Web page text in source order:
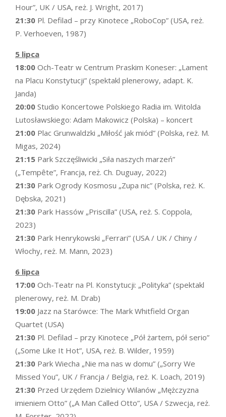
Hour”, UK / USA, reż. J. Wright, 2017)
21:30 Pl. Defilad – przy Kinotece „RoboCop” (USA, reż.
P. Verhoeven, 1987)
5 lipca
18:00 Och-Teatr w Centrum Praskim Koneser: „Lament
na Placu Konstytucji” (spektakl plenerowy, adapt. K.
Janda)
20:00 Studio Koncertowe Polskiego Radia im. Witolda
Lutosławskiego: Adam Makowicz (Polska) – koncert
21:00 Plac Grunwaldzki „Miłość jak miód” (Polska, reż. M.
Migas, 2024)
21:15 Park Szczęśliwicki „Siła naszych marzeń”
(„Tempête”, Francja, reż. Ch. Duguay, 2022)
21:30 Park Ogrody Kosmosu „Zupa nic” (Polska, reż. K.
Dębska, 2021)
21:30 Park Hassów „Priscilla” (USA, reż. S. Coppola,
2023)
21:30 Park Henrykowski „Ferrari” (USA / UK / Chiny /
Włochy, reż. M. Mann, 2023)
6 lipca
17:00 Och-Teatr na Pl. Konstytucji: „Polityka” (spektakl
plenerowy, reż. M. Drab)
19:00 Jazz na Starówce: The Mark Whitfield Organ
Quartet (USA)
21:30 Pl. Defilad – przy Kinotece „Pół żartem, pół serio”
(„Some Like It Hot”, USA, reż. B. Wilder, 1959)
21:30 Park Wiecha „Nie ma nas w domu” („Sorry We
Missed You”, UK / Francja / Belgia, reż. K. Loach, 2019)
21:30 Przed Urzędem Dzielnicy Wilanów „Mężczyzna
imieniem Otto” („A Man Called Otto”, USA / Szwecja, reż.